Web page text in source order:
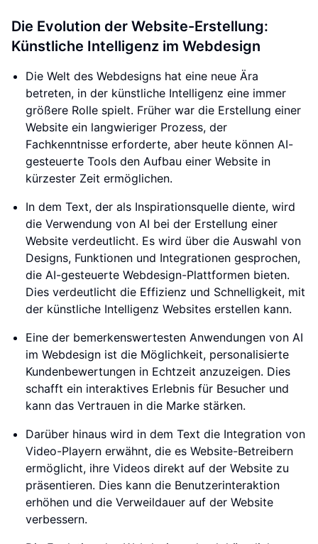
Die Evolution der Website-Erstellung:
Künstliche Intelligenz im Webdesign
Die Welt des Webdesigns hat eine neue Ära
betreten, in der künstliche Intelligenz eine immer
größere Rolle spielt. Früher war die Erstellung einer
Website ein langwieriger Prozess, der
Fachkenntnisse erforderte, aber heute können AI-
gesteuerte Tools den Aufbau einer Website in
kürzester Zeit ermöglichen.
In dem Text, der als Inspirationsquelle diente, wird
die Verwendung von AI bei der Erstellung einer
Website verdeutlicht. Es wird über die Auswahl von
Designs, Funktionen und Integrationen gesprochen,
die AI-gesteuerte Webdesign-Plattformen bieten.
Dies verdeutlicht die Effizienz und Schnelligkeit, mit
der künstliche Intelligenz Websites erstellen kann.
Eine der bemerkenswertesten Anwendungen von AI
im Webdesign ist die Möglichkeit, personalisierte
Kundenbewertungen in Echtzeit anzuzeigen. Dies
schafft ein interaktives Erlebnis für Besucher und
kann das Vertrauen in die Marke stärken.
Darüber hinaus wird in dem Text die Integration von
Video-Playern erwähnt, die es Website-Betreibern
ermöglicht, ihre Videos direkt auf der Website zu
präsentieren. Dies kann die Benutzerinteraktion
erhöhen und die Verweildauer auf der Website
verbessern.